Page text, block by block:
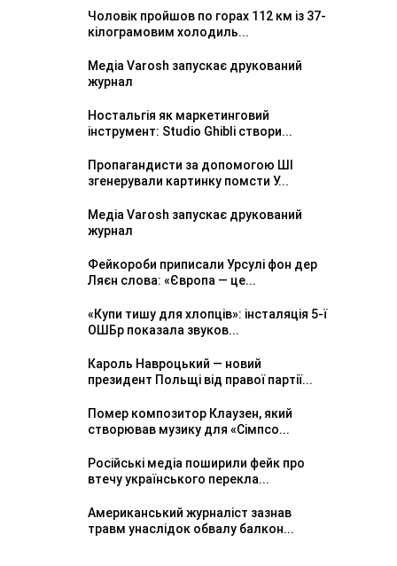
Чоловік пройшов по горах 112 км із 37-
кілограмовим холодиль...
Медіа Varosh запускає друкований
журнал
Ностальгія як маркетинговий
інструмент: Studio Ghibli створи...
Пропагандисти за допомогою ШІ
згенерували картинку помсти У...
Медіа Varosh запускає друкований
журнал
Фейкороби приписали Урсулі фон дер
Ляєн слова: «Європа — це...
«Купи тишу для хлопців»: інсталяція 5-ї
ОШБр показала звуков...
Кароль Навроцький — новий
президент Польщі від правої партії...
Помер композитор Клаузен, який
створював музику для «Сімпсо...
Російські медіа поширили фейк про
втечу українського перекла...
Американський журналіст зазнав
травм унаслідок обвалу балкон...